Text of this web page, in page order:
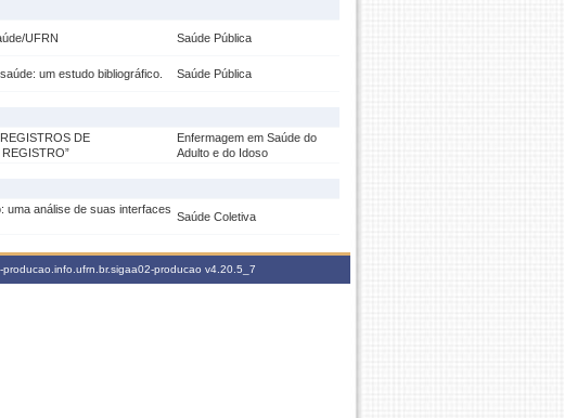
UFRN Saúde Pública
um estudo bibliográfico. Saúde Pública
DE
Enfermagem em Saúde do
Adulto e do Idoso
uma análise de suas interfaces
Saúde Coletiva
producao v4.20.5_7